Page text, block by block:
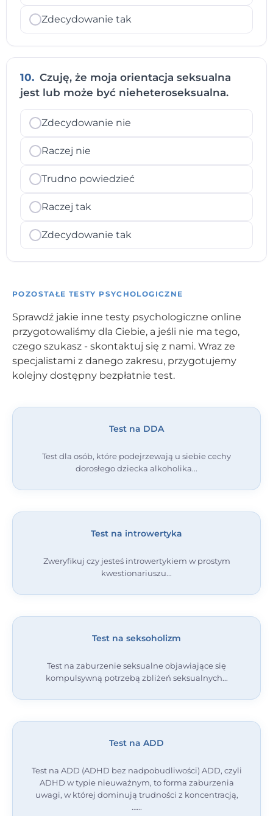
Zdecydowanie tak
10. Czuję, że moja orientacja seksualna
jest lub może być nieheteroseksualna.
Zdecydowanie nie
Raczej nie
Trudno powiedzieć
Raczej tak
Zdecydowanie tak
POZOSTAŁE TESTY PSYCHOLOGICZNE
Sprawdź jakie inne testy psychologiczne online
przygotowaliśmy dla Ciebie, a jeśli nie ma tego,
czego szukasz - skontaktuj się z nami. Wraz ze
specjalistami z danego zakresu, przygotujemy
kolejny dostępny bezpłatnie test.
Test na DDA
Test dla osób, które podejrzewają u siebie cechy
dorosłego dziecka alkoholika
Test na introwertyka
Zweryfikuj czy jesteś introwertykiem w prostym
kwestionariuszu
Test na seksoholizm
Test na zaburzenie seksualne objawiające się
kompulsywną potrzebą zbliżeń seksualnych
Test na ADD
Test na ADD (ADHD bez nadpobudliwości) ADD, czyli
ADHD w typie nieuważnym, to forma zaburzenia
uwagi, w której dominują trudności z koncentracją,
…